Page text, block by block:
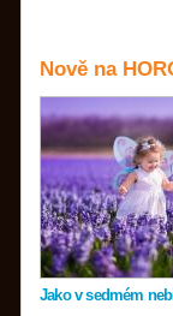
Nově na
Jako v sedmém